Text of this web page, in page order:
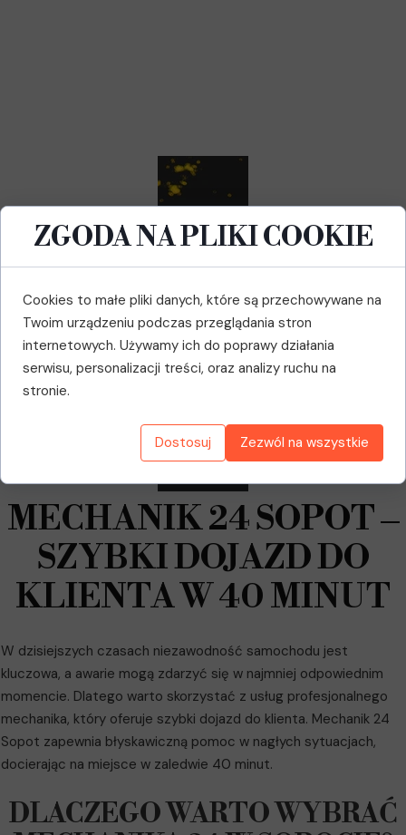
MECHANIK 24 SOPOT –
SZYBKI DOJAZD DO
KLIENTA W 40 MINUT
W dzisiejszych czasach niezawodność samochodu jest
kluczowa, a awarie mogą zdarzyć się w najmniej odpowiednim
momencie. Dlatego warto skorzystać z usług profesjonalnego
mechanika, który oferuje szybki dojazd do klienta. Mechanik 24
Sopot zapewnia błyskawiczną pomoc w nagłych sytuacjach,
docierając na miejsce w zaledwie 40 minut.
DLACZEGO WARTO WYBRAĆ
ZGODA NA PLIKI COOKIE
Cookies to małe pliki danych, które są przechowywane na
Twoim urządzeniu podczas przeglądania stron
internetowych. Używamy ich do poprawy działania
serwisu, personalizacji treści, oraz analizy ruchu na
stronie.
Dostosuj Zezwól na wszystkie